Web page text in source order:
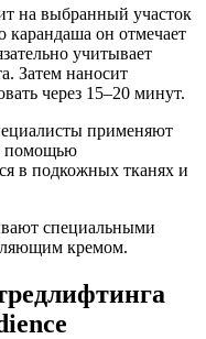
на выбранный участок
карандаша он отмечает
учитывает
Затем наносит
через 15–20 минут.
применяют
помощью
в подкожных тканях и
специальными
кремом.